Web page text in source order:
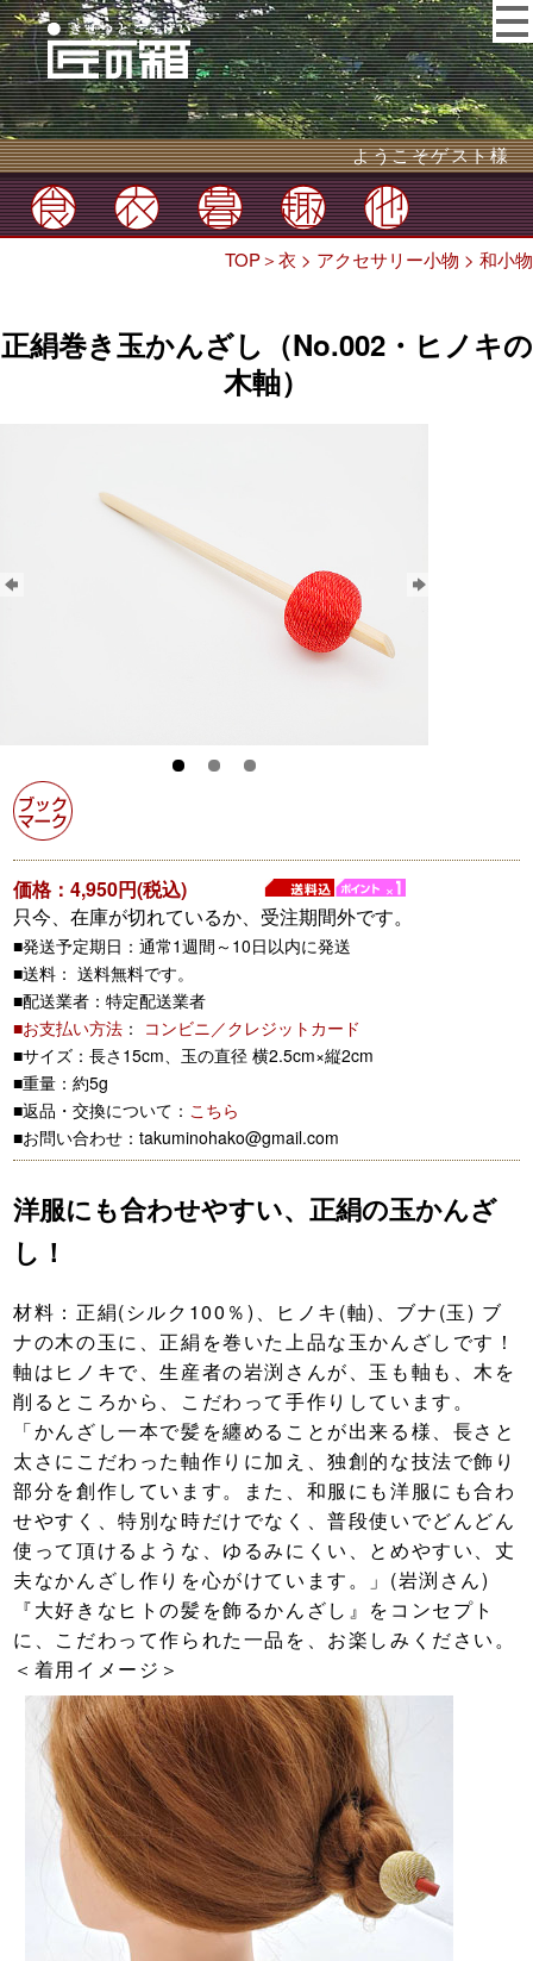
ようこそゲスト様
TOP＞衣 > アクセサリー小物 > 和小物
正絹巻き玉かんざし（No.002・ヒノキの
木軸）
価格：4,950円(税込)
只今、在庫が切れているか、受注期間外です。
■発送予定期日：通常1週間～10日以内に発送
■送料： 送料無料です。
■配送業者：特定配送業者
■お支払い方法 ： コンビニ／クレジットカード
■サイズ：長さ15cm、玉の直径 横2.5cm×縦2cm
■重量：約5g
■返品・交換について： こちら
■お問い合わせ：takuminohako@gmail.com
洋服にも合わせやすい、正絹の玉かんざ
し！
材料：正絹(シルク100％)、ヒノキ(軸)、ブナ(玉) ブ
ナの木の玉に、正絹を巻いた上品な玉かんざしです！
軸はヒノキで、生産者の岩渕さんが、玉も軸も、木を
削るところから、こだわって手作りしています。
「かんざし一本で髪を纏めることが出来る様、長さと
太さにこだわった軸作りに加え、独創的な技法で飾り
部分を創作しています。また、和服にも洋服にも合わ
せやすく、特別な時だけでなく、普段使いでどんどん
使って頂けるような、ゆるみにくい、とめやすい、丈
夫なかんざし作りを心がけています。」(岩渕さん)
『大好きなヒトの髪を飾るかんざし』をコンセプト
に、こだわって作られた一品を、お楽しみください。
＜着用イメージ＞